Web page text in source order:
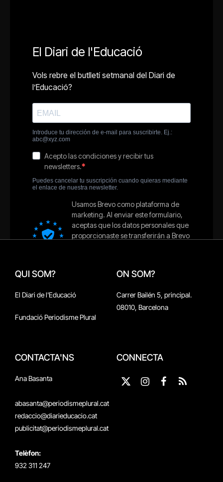
QUI SOM?
El Diari de l'Educació
Fundació Periodisme Plural
ON SOM?
Carrer Bailén 5, principal.
08010, Barcelona
CONTACTA'NS
Ana Basanta
abasanta@periodismeplural.cat
redaccio@diarieducacio.cat
publicitat@periodismeplural.cat
Telèfon:
932 311 247
CONNECTA
X
InstagramFacebook
RSS